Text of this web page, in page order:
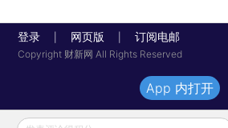
登录 网页版 订阅电邮
Copyright 财新网 All Rights Reserved
App 内打开